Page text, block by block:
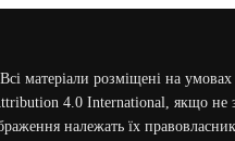
Всі матеріали розміщені на
4.0 International, якщо не
належать їх